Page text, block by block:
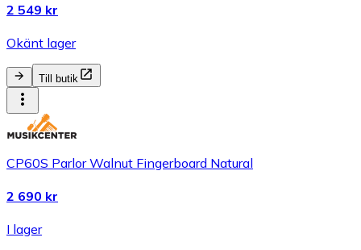
2 549 kr
Okänt lager
Till butik
CP60S Parlor Walnut Fingerboard Natural
2 690 kr
I lager